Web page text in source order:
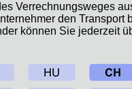
Verrechnungsweges
den Transport
können Sie jederzeit